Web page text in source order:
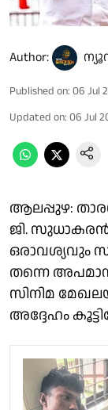
Author:
Published on: 06 Jul
Updated on: 06 Jul
ആലപ്പുഴ:
ജി.
ഒരാവശ്യവും
തന്നെ
സിനിമ
അദ്ദേഹം